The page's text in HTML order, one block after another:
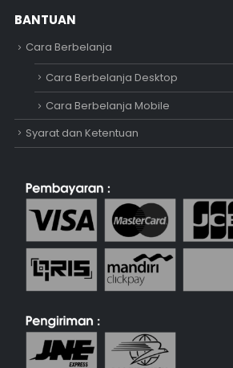
BANTUAN
Cara Berbelanja
Cara Berbelanja Desktop
Cara Berbelanja Mobile
Syarat dan Ketentuan